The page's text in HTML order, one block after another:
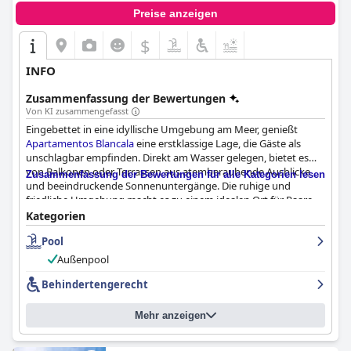
Preise anzeigen
$
INFO
Zusammenfassung der Bewertungen
Von KI zusammengefasst
Eingebettet in eine idyllische Umgebung am Meer, genießt
Apartamentos Blancalaeine erstklassige Lage, die Gäste als
unschlagbar empfinden. Direkt am Wasser gelegen, bietet es
von Balkonen oder Terrassen aus atemberaubende Ausblicke
und beeindruckende Sonnenuntergänge. Die ruhige und
friedliche Umgebung macht es zu einem idealen Ort für Paare
und Familien mit einfachem Zugang zu Ciutadella,
bezaubernden Buchten, Supermärkten, Bars und Restaurants.
Ausgezeichnete Einrichtungen, darunter gut gepflegte Pools,
verbessern das Erlebnis zusätzlich. Die komfortablen, gut
ausgestatteten Apartments und das freundliche, aufmerksame
Personal tragen zu einem angenehmen Aufenthalt bei.
Während das Frühstück gemischtes Feedback erhält, schätzen
viele Gäste das köstliche, hausgemachte Essen und die
Möglichkeit, mit Meerblick zu speisen. Der freundliche Service
Zusammenfassung der Bewertungen für alle Kategorien lesen
Kategorien
Pool
Außenpool
Behindertengerecht
Mehr anzeigen